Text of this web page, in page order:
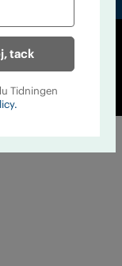
tack
Tidningen